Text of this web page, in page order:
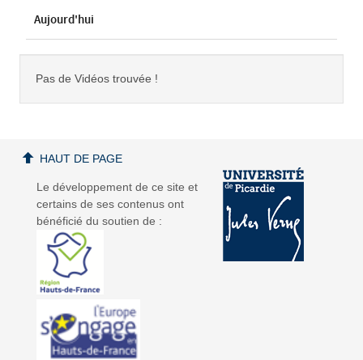
Aujourd'hui
Pas de Vidéos trouvée !
Le développement de ce site et
certains de ses contenus ont
bénéficié du soutien de :
HAUT DE PAGE